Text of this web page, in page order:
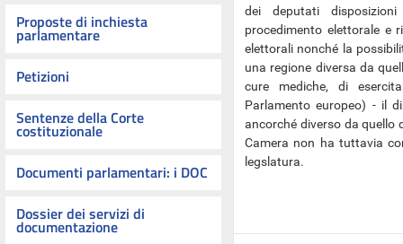
Proposte di inchiesta
parlamentare
Petizioni
Sentenze della Corte
costituzionale
Documenti parlamentari: i DOC
Dossier dei servizi di
documentazione
dei deputati
procedimento elettorale e
elettorali nonché la
una regione diversa da
cure mediche, di
Parlamento europeo) - il
ancorché diverso da quello
Camera non ha tuttavia
legslatura.